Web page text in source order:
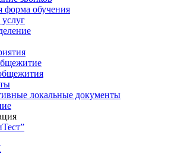
форма обучения
локальные документы